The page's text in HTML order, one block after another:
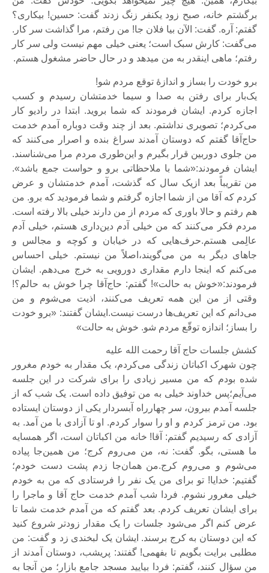
برگشتم خانه، صبح زود یکنفر زنگ زدند گفت: حسین! بیکاری؟
گفتم: آره. گفت: الآن بیا فلان جا! من رفتم، مرا گذاشت سر کار.
می‌گفت: کارش سبک است؛ یعنی خیلی مهم نیست ولی سر کار
رفتم؛ ماهی این‎قدر به من می‎دهد و در حال حاضر مشغول هستم.
برو خودت را بساز و اندازۀ توقع مردم شو!
یک‌بار برای رفتن به صدا و سیما خدمتشان رسیدم و کسب
اجازه کردم. ایشان فرمودند که شما بروید. ابتدا در رادیو کار
می‌کردم؛ تصویری نداشتم. بعد از چند وقت دوباره آمدم خدمت
حاج‌آقا گفتم که دوستان آمدند سراغ بنده و اصرار می‌کنند که
من جلوی دوربین قرار بگیرم و این‌طوری مردم مرا می‌شناسند.
ایشان فرمودند:«شما با ملاحظاتی برو و حواست جمع باشد».
من تقریباً بعد ازیک سال که گذشت، آمدم خدمتشان و عرض
کردم که آقا من از شما اجازه گرفتم و شما فرمودید که برو. من
هم رفتم و حالا باوری که مردم از من دارند خیلی بالا رفته است.
مردم فکر می‌کنند که من خیلی آدم دین‌داری هستم، خیلی آدم
عالِمی هستم.حرف‌هایی که در خیابان و کوچه و مجالس و
جاهای دیگر به من می‌گویند،اصلاً من نیستم. خیلی احساس
می‌کنم که اینجا دارم مقداری دورویی به خرج می‌دهم. ایشان
فرمودند:«خوش به حالت»! گفتم: حاج‌آقا چرا خوش به حالم؟!
وقتی از من این همه تعریف می‌کنند، اذیت می‌شوم و من
می‌دانم که این تعریف‌ها درست نیست.ایشان گفتند: «برو خودت
را بساز؛ اندازه توقّع مردم شو. خوش به حالت»
کشش جلسات حاج آقا رحمت الله علیه
چون شهرک اکباتان زندگی می‌کردم، یک مقدار به خودم مغرور
شده بودم که من مسیر زیادی را برای شرکت در این جلسه
می‌آیم؛پس خداوند خیلی به من توفیق داده است. یک شب که از
جلسه آمدم بیرون، سر چهارراه آبسردار یکی از دوستان ایستاده
بود. من ترمز کردم و او را سوار کردم. او تا آزادی با من آمد. به
آزادی که رسیدیم گفتم: آقا! خانه من اکباتان است، اگر همسایه
ما هستی، بگو. گفت: نه، من می‌روم کرج؛ من همین‌جا پیاده
می‌شوم و می‌روم کرج.من همان‌جا زدم پشت دست خودم؛
گفتیم: خدایا! تو برای من یک نفر را فرستادی که من به خودم
خیلی مغرور نشوم. فردا شب آمدم خدمت حاج آقا و ماجرا را
برای ایشان تعریف کردم. بعد گفتم که من آمدم خدمت شما تا
عرض کنم اگر می‌شود جلسات را یک مقدار زودتر شروع کنید
که این دوستان به کرج برسند. ایشان یک لبخندی زد و گفت: من
مطلبی برایت بگویم تا بفهمی! گفتند: پریشب، دوستان آمدند از
من سؤال کنند، گفتم: فردا بیایید مسجد جامع بازار؛ من آنجا به